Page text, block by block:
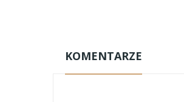
KOMENTARZE